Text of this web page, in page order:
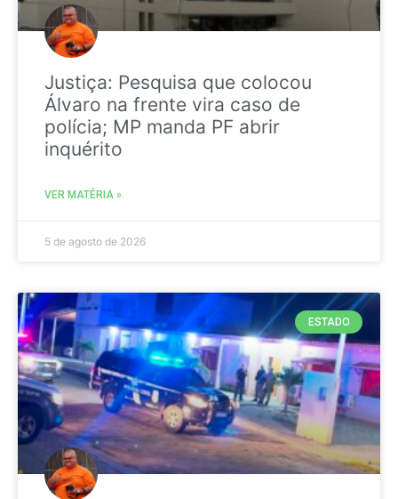
Justiça: Pesquisa que colocou
Álvaro na frente vira caso de
polícia; MP manda PF abrir
inquérito
VER MATÉRIA »
5 de agosto de 2026
ESTADO